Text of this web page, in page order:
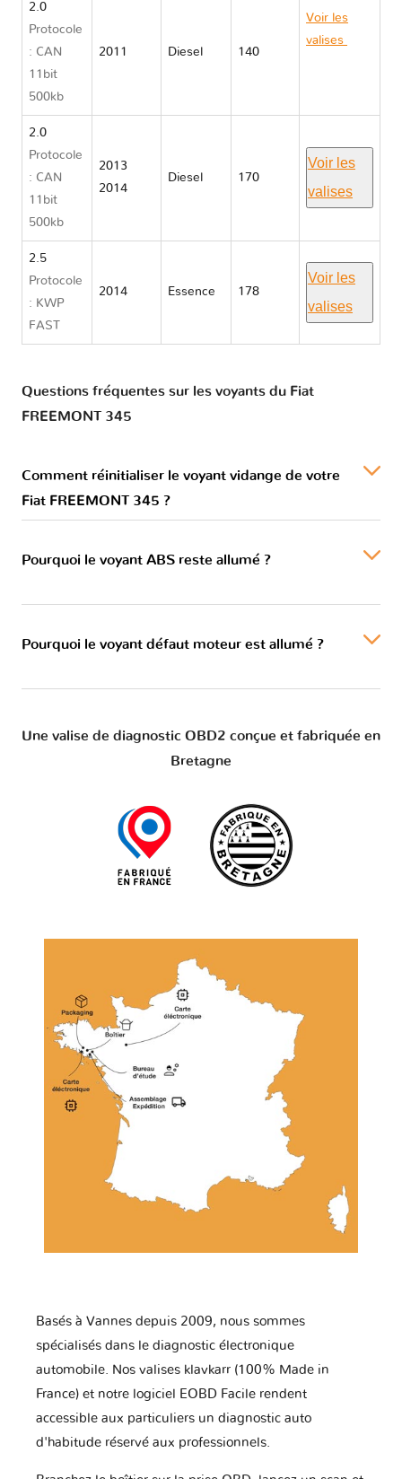
2.0
Protocole
: CAN
11bit
500kb
2011 Diesel 140
Voir les
valises
2.0
Protocole
: CAN
11bit
500kb
2013
2014
Diesel 170
Voir les
valises
2.5
Protocole
: KWP
FAST
2014 Essence 178
Voir les
valises
Questions fréquentes sur les voyants du Fiat
FREEMONT 345
Comment réinitialiser le voyant vidange de votre
Fiat FREEMONT 345 ?
Pourquoi le voyant ABS reste allumé ?
Pourquoi le voyant défaut moteur est allumé ?
Une valise de diagnostic OBD2 conçue et fabriquée en
Bretagne
Basés à Vannes depuis 2009, nous sommes
spécialisés dans le diagnostic électronique
automobile. Nos valises klavkarr (100% Made in
France) et notre logiciel EOBD Facile rendent
accessible aux particuliers un diagnostic auto
d'habitude réservé aux professionnels.